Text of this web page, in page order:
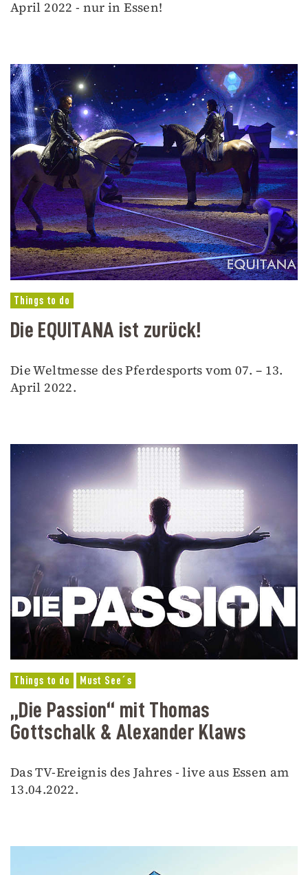
April 2022 - nur in Essen!
Things to do
Die EQUITANA ist zurück!
Die Weltmesse des Pferdesports vom 07. – 13.
April 2022.
Things to do Must See´s
„Die Passion“ mit Thomas
Gottschalk & Alexander Klaws
Das TV-Ereignis des Jahres - live aus Essen am
13.04.2022.